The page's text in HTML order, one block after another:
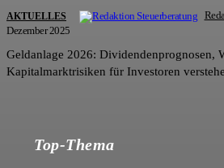
AKTUELLES
Dezember 2025
Geldanlage 2026: Dividendenprognosen,
Kapitalmarktrisiken für Investoren
Top-Thema